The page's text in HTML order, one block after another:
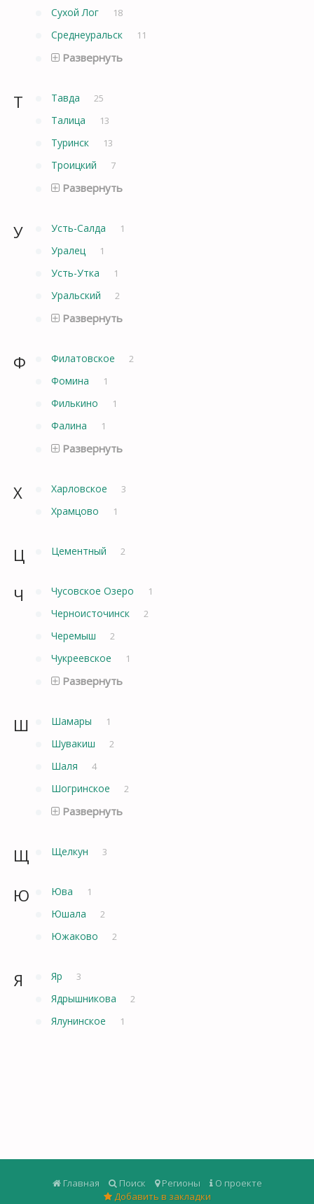
Сухой Лог 18
Среднеуральск 11
Развернуть
Т Тавда 25
Талица 13
Туринск 13
Троицкий 7
Развернуть
У Усть-Салда 1
Уралец 1
Усть-Утка 1
Уральский 2
Развернуть
Ф Филатовское 2
Фомина 1
Филькино 1
Фалина 1
Развернуть
Х Харловское 3
Храмцово 1
Ц Цементный 2
Ч Чусовское Озеро 1
Черноисточинск 2
Черемыш 2
Чукреевское 1
Развернуть
Ш Шамары 1
Шувакиш 2
Шаля 4
Шогринское 2
Развернуть
Щ Щелкун 3
Ю Юва 1
Юшала 2
Южаково 2
Я Яр 3
Ядрышникова 2
Ялунинское 1
Главная Поиск Регионы
О проекте
Добавить в закладки